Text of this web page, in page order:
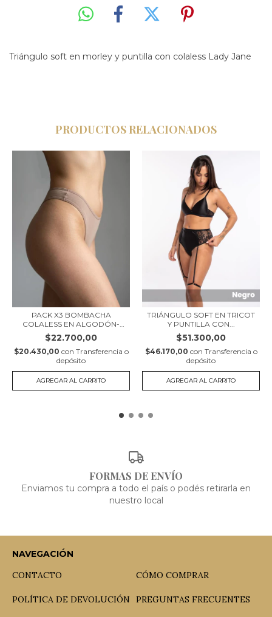
Triángulo soft en morley y puntilla con colaless Lady Jane
PRODUCTOS RELACIONADOS
PACK X3 BOMBACHA
COLALESS EN ALGODÓN-
LYC...
$22.700,00
$20.430,00 con Transferencia o
depósito
AGREGAR AL CARRITO
TRIÁNGULO SOFT EN TRICOT
Y PUNTILLA CON...
$51.300,00
$46.170,00 con Transferencia o
depósito
AGREGAR AL CARRITO
FORMAS DE ENVÍO
Enviamos tu compra a todo el país o podés retirarla en
nuestro local
NAVEGACIÓN
CONTACTO
CÓMO COMPRAR
POLÍTICA DE DEVOLUCIÓN PREGUNTAS FRECUENTES